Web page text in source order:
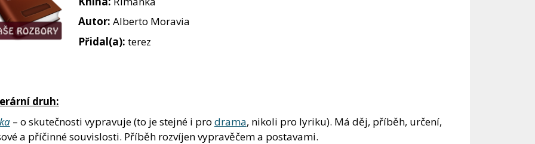
Autor: Alberto Moravia
Přidal(a): terez
druh:
– o skutečnosti vypravuje (to je stejné i pro drama, nikoli pro lyriku). Má děj, příběh, určení,
a příčinné souvislosti. Příběh rozvíjen vypravěčem a postavami.